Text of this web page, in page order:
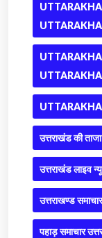
उत्तराखंड की
उत्तराखंड लाइव
उत्तराखण्ड
पहाड़ समाचार